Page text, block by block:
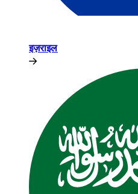
इज़राइल​​